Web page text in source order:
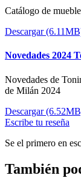
Catálogo de
Descargar
Novedades 2024
Novedades de
de Milán 2024
Descargar
Escribe tu reseña
Se el primero en
También